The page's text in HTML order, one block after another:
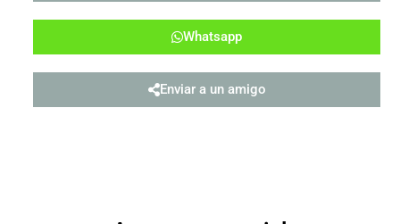
Whatsapp
Enviar a un amigo